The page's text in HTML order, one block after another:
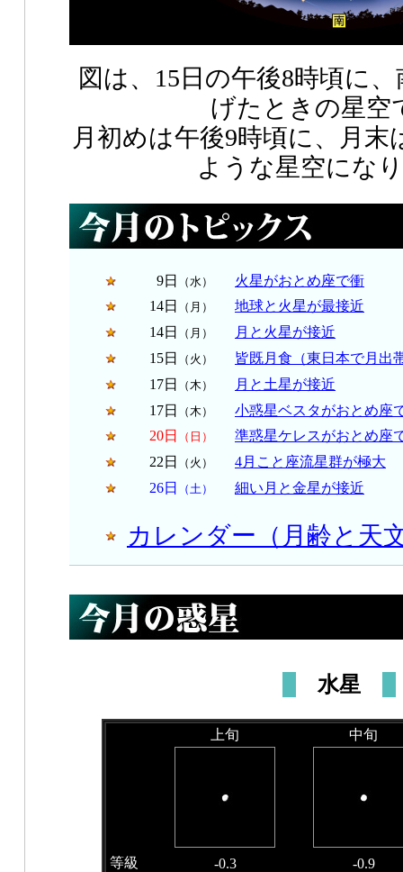
図は、15日の午後8時頃に
げたときの星空
月初めは午後9時頃に、月末
ような星空にな
9日 （水）
火星がおとめ座で衝
14日
（月）
地球と火星が最接近
14日
（月）
月と火星が接近
15日
（火）
皆既月食（東日本で月出
17日
（木）
月と土星が接近
17日
（木）
小惑星ベスタがおとめ座
20日
（日）
準惑星ケレスがおとめ座
22日
（火）
4月こと座流星群が極大
26日
（土） 細い月と金星が接近
カレンダー（月齢と天
水星
上旬 中旬
等級 -0.3
-0.9